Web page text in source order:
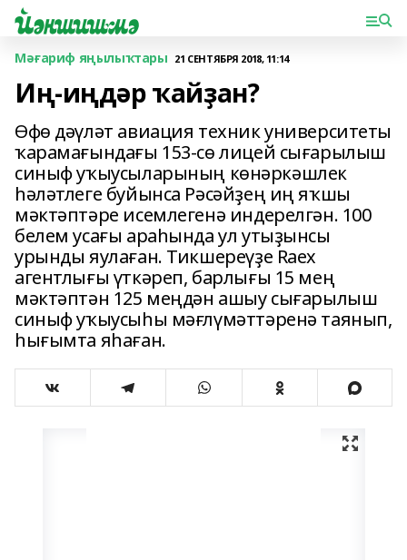
Мәғариф яңылыҡтары 21 СЕНТЯБРЯ 2018, 11:14
Иң-иңдәр ҡайҙан?
Өфө дәүләт авиация техник университеты
ҡарамағында­ғы 153-сө лицей сығарылыш
синыф уҡыусыларының көнәркәшлек
һәләтлеге буйынса Рәсәйҙең иң яҡшы
мәктәптәре исемлегенә индерелгән. 100
белем усағы араһында ул утыҙынсы
урынды яулаған. Тикшереүҙе Raex
агентлығы үткәреп, барлығы 15 мең
мәктәптән 125 меңдән ашыу сығарылыш
синыф уҡыусыһы мәғлүмәттәренә таянып,
һығымта яһаған.